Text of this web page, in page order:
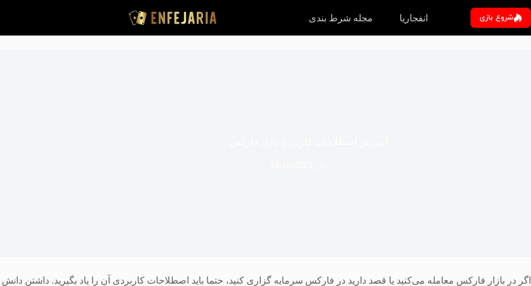
محتوا
شروع بازی انفجاریا مجله شرط بندی
اگر در بازار فارکس معامله می‌کنید یا قصد دارید در فارکس سرمایه گزاری کنید، حتما باید اصطلاحات کاربردی آن را یاد بگیرید. داشتن دانش